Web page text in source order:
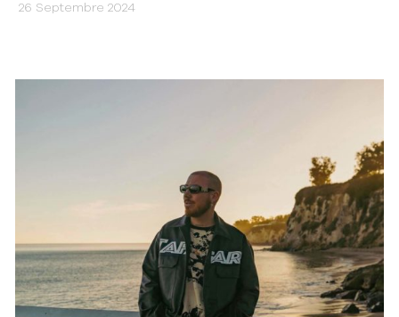
26 Septembre 2024